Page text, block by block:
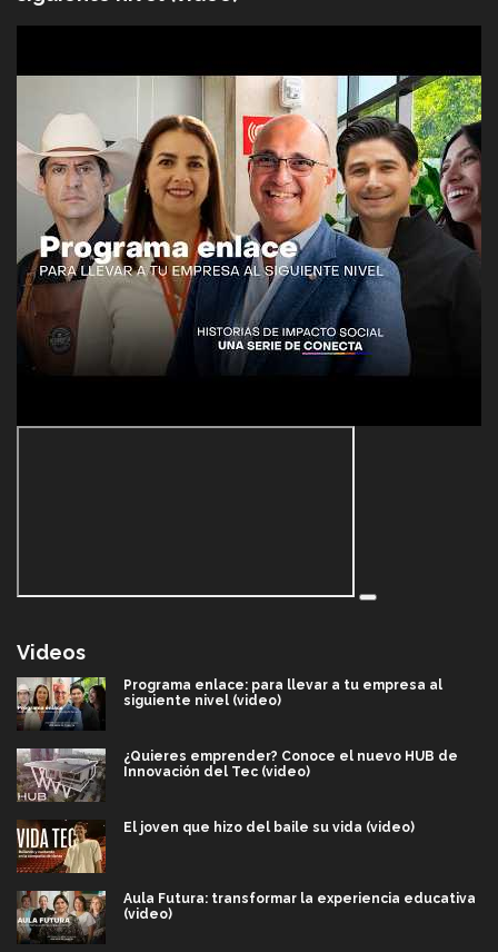
Videos
Programa enlace: para llevar a tu empresa al
siguiente nivel (video)
¿Quieres emprender? Conoce el nuevo HUB de
Innovación del Tec (video)
El joven que hizo del baile su vida (video)
Aula Futura: transformar la experiencia educativa
(video)